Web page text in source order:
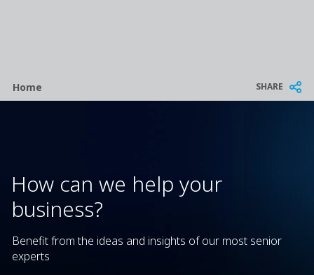
Breadcrumb
Home SHARE
How can we help your
business?
Benefit from the ideas and insights of our most senior
experts